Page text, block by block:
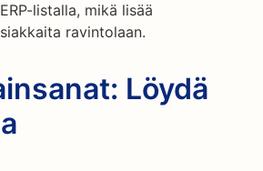
listalla, mikä lisää
ravintolaan.
Löydä